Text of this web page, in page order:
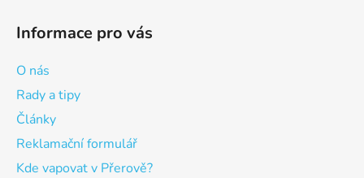
Informace pro vás
O nás
Rady a tipy
Články
Reklamační formulář
Kde vapovat v Přerově?